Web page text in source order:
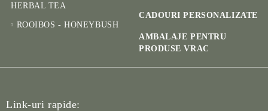
HERBAL TEA
ROOIBOS - HONEYBUSH
CADOURI PERSONALIZATE
AMBALAJE PENTRU
PRODUSE VRAC
Link-uri rapide: